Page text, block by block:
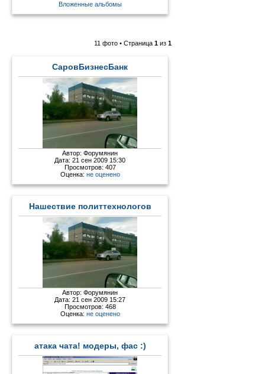
Вложенные альбомы
11 фото • Страница 1из 1
СаровБизнесБанк
Автор:Форумянин
Дата: 21 сен 2009 15:30
Просмотров: 407
Оценка: не оценено
Нашествие политтехнологов
Автор:Форумянин
Дата: 21 сен 2009 15:27
Просмотров: 468
Оценка: не оценено
атака чата! модеры, фас :)